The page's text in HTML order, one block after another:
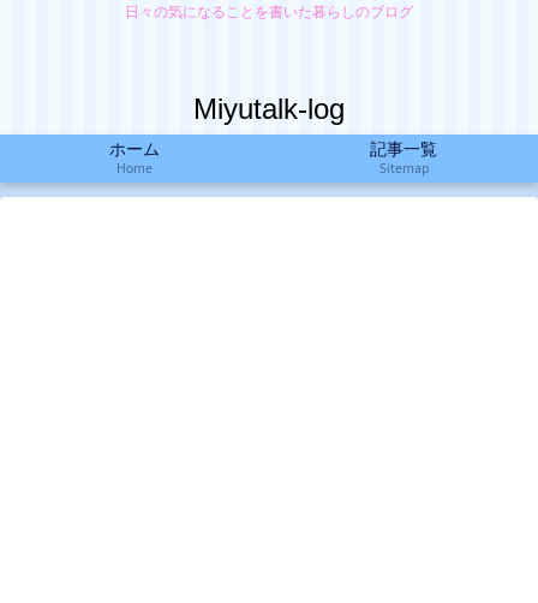
日々の気になることを書いた暮らしのブログ
Miyutalk-log
ホーム
Home
記事一覧
Sitemap